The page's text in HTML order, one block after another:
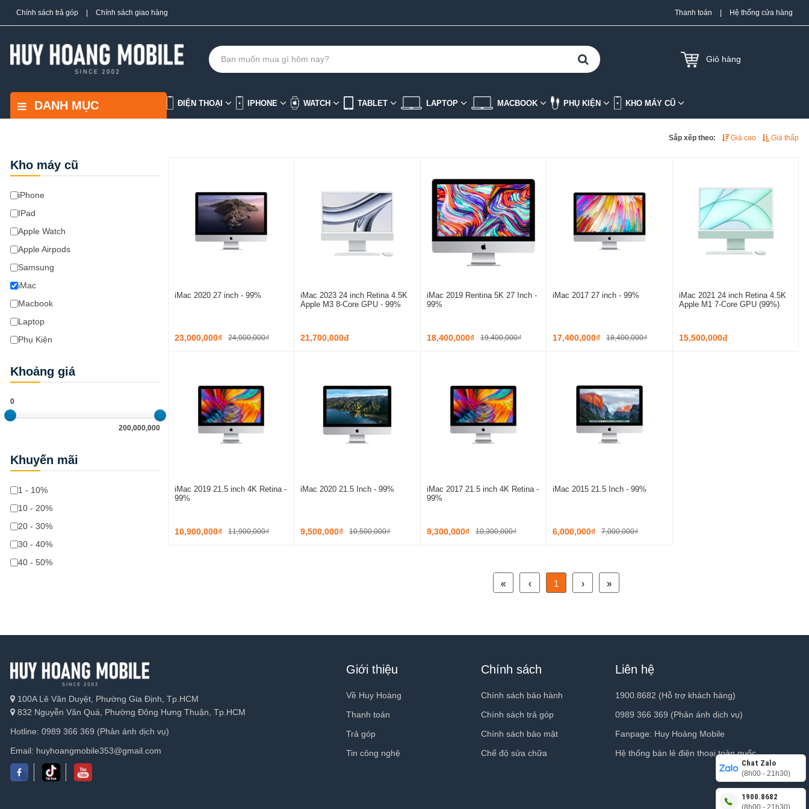
Chính sách trả góp Chính sách giao hàng Thanh toán Hệ thống cửa hàng
Giỏ hàng
DANH MỤC ĐIỆN THOẠI IPHONE WATCH TABLET LAPTOP MACBOOK PHỤ KIỆN KHO MÁY CŨ
Sắp xếp theo: Giá cao Giá thấp
Kho máy cũ
iPhone
IPad
Apple Watch
Apple Airpods
Samsung
iMac
Macbook
Laptop
Phụ Kiện
Khoảng giá
0
200,000,000
Khuyến mãi
1 - 10%
10 - 20%
20 - 30%
30 - 40%
40 - 50%
iMac 2020 27 inch - 99%
23,000,000₫ 24,000,000₫
iMac 2023 24 inch Retina 4.5K
Apple M3 8-Core GPU - 99%
21,700,000đ
iMac 2019 Rentina 5K 27 Inch -
99%
18,400,000₫ 19,400,000₫
iMac 2017 27 inch - 99%
17,400,000₫ 18,400,000₫
iMac 2021 24 inch Retina 4.5K
Apple M1 7-Core GPU (99%)
15,500,000đ
iMac 2019 21.5 inch 4K Retina -
99%
10,900,000₫ 11,900,000₫
iMac 2020 21.5 Inch - 99%
9,500,000₫ 10,500,000₫
iMac 2017 21.5 inch 4K Retina -
99%
9,300,000₫ 10,300,000₫
iMac 2015 21.5 Inch - 99%
6,000,000₫ 7,000,000₫
« ‹ 1 › »
100A Lê Văn Duyệt, Phường Gia Định, Tp.HCM
832 Nguyễn Văn Quá, Phường Đông Hưng Thuận, Tp.HCM
Hotline: 0989 366 369 (Phản ánh dịch vụ)
Email: huyhoangmobile353@gmail.com
Giới thiệu
Về Huy Hoàng
Thanh toán
Trả góp
Tin công nghệ
Chính sách
Chính sách bảo hành
Chính sách trả góp
Chính sách bảo mật
Chế độ sửa chữa
Liên hệ
1900.8682 (Hỗ trợ khách hàng)
0989 366 369 (Phản ánh dịch vụ)
Fanpage: Huy Hoàng Mobile
Hệ thống bán lẻ điện thoại toàn quốc
Chat Zalo
(8h00 - 21h30)
1900.8682
(8h00 - 21h30)